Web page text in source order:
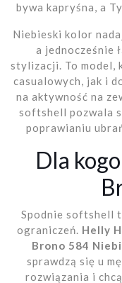
bywa kapryśna, a
Niebieski kolor
a jednocześnie
stylizacji. To model,
casualowych, jak i
na aktywność na
softshell pozwala
poprawianiu
Dla
Spodnie softshell
ograniczeń. Helly
Brono 584
sprawdzą się u
rozwiązania i